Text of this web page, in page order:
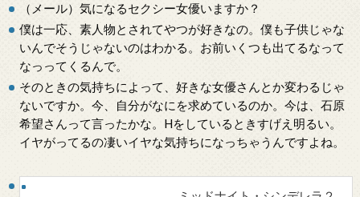
（メール）気になるセクシー女優いますか？
僕は一応、素人物とされてやつが好きなの。僕も子供じゃな
いんでそうじゃないのはわかる。お前いくつも出てるなって
なっってくるんで。
そのときの気持ちによって、好きな女優さんとか変わるじゃ
ないですか。今、自分がなにを求めているのか。今は、石原
希望さんって言ったかな。Hをしているときすげえ明るい。
イヤがってるの凄いイヤな気持ちになっちゃうんですよね。